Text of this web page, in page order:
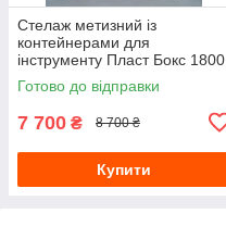
Стелаж метизний із
контейнерами для
інструменту Пласт Бокс 1800
940 300
Готово до відправки
7 700 ₴ 8 700 ₴
Купити